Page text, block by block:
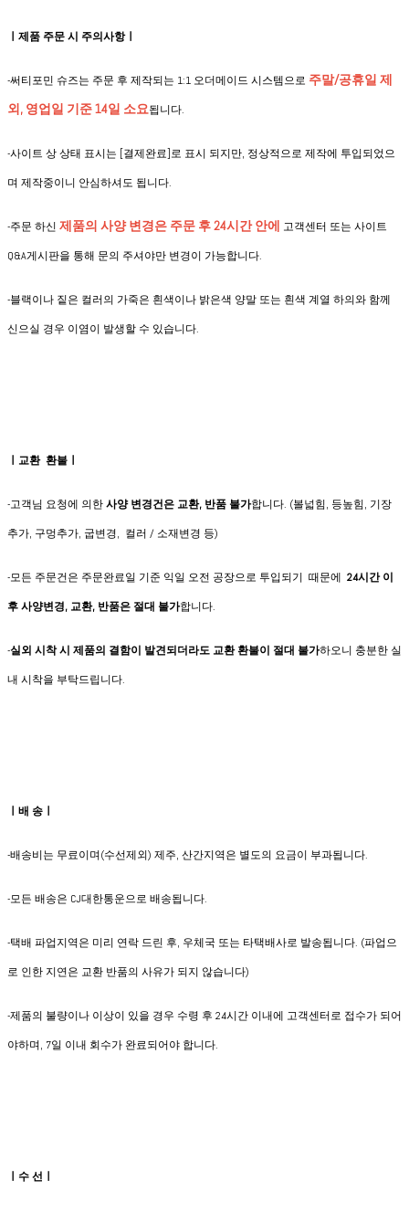
ㅣ제품 주문 시 주의사항ㅣ
-써티포민 슈즈는 주문 후 제작되는 1:1 오더메이드 시스템으로 주말/공휴일 제
외, 영업일 기준 14일 소요됩니다.
-사이트 상 상태 표시는 [결제완료]로 표시 되지만, 정상적으로 제작에 투입되었으
며 제작중이니 안심하셔도 됩니다.
-주문 하신 제품의 사양 변경은 주문 후 24시간 안에 고객센터 또는 사이트
Q&A게시판을 통해 문의 주셔야만 변경이 가능합니다.
-블랙이나 짙은 컬러의 가죽은 흰색이나 밝은색 양말 또는 흰색 계열 하의와 함께
신으실 경우 이염이 발생할 수 있습니다.
ㅣ교환 환불ㅣ
-고객님 요청에 의한사양 변경건은 교환, 반품 불가합니다. (볼넓힘, 등높힘, 기장
추가, 구멍추가, 굽변경, 컬러 / 소재변경 등)
-모든 주문건은 주문완료일 기준 익일 오전 공장으로 투입되기 때문에 24시간 이
후 사양변경, 교환, 반품은 절대 불가합니다.
-실외 시착 시 제품의 결함이 발견되더라도 교환 환불이 절대 불가하오니 충분한 실
내 시착을 부탁드립니다.
ㅣ배 송ㅣ
-배송비는 무료이며(수선제외) 제주, 산간지역은 별도의 요금이 부과됩니다.
​-모든 배송은 CJ대한통운으로 배송됩니다.
-택배 파업지역은 미리 연락 드린 후, 우체국 또는 타택배사로 발송됩니다. (파업으
로 인한 지연은 교환 반품의 사유가 되지 않습니다)
-제품의 불량이나 이상이 있을 경우 수령 후 24시간 이내에 고객센터로 접수가 되어
야하며, 7일 이내 회수가 완료되어야 합니다.
ㅣ수 선ㅣ